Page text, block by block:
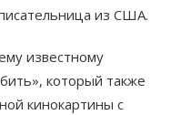
из США.
известному
который также
кинокартины с